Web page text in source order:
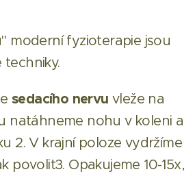
moderní fyzioterapie jsou
sedacího nervu vleže na
natáhneme nohu v koleni a
2. V krajní poloze vydržíme
povolit3. Opakujeme 10-15x,